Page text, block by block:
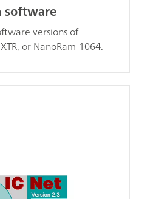
software
versions of
or NanoRam-1064.